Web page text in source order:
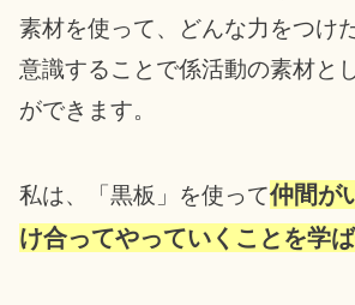
素材を使って、どんな力をつけ
意識することで係活動の素材と
ができます。
私は、「黒板」を使って仲間が
け合ってやっていくことを学